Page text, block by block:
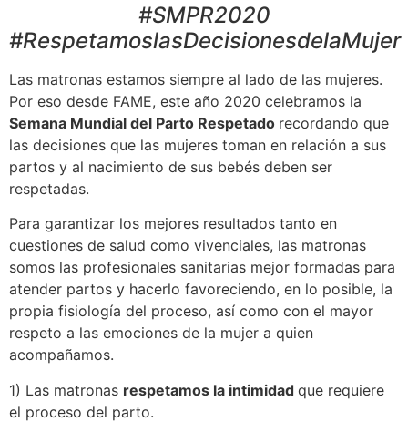
#SMPR2020
#RespetamoslasDecisionesdelaMujer
Las matronas estamos siempre al lado de las mujeres.
Por eso desde FAME, este año 2020 celebramos la
Semana Mundial del Parto Respetado recordando que
las decisiones que las mujeres toman en relación a sus
partos y al nacimiento de sus bebés deben ser
respetadas.
Para garantizar los mejores resultados tanto en
cuestiones de salud como vivenciales, las matronas
somos las profesionales sanitarias mejor formadas para
atender partos y hacerlo favoreciendo, en lo posible, la
propia fisiología del proceso, así como con el mayor
respeto a las emociones de la mujer a quien
acompañamos.
1) Las matronas respetamos la intimidad que requiere
el proceso del parto.